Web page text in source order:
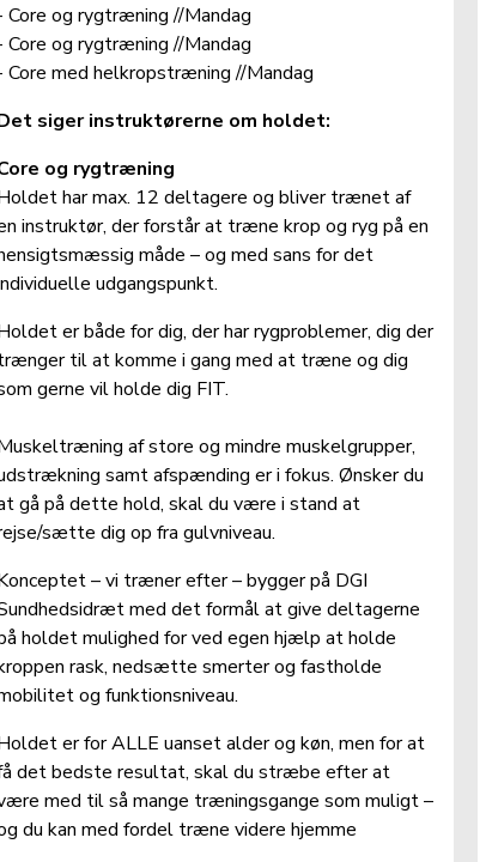
Core og rygtræning //Mandag
Core og rygtræning //Mandag
Core med helkropstræning //Mandag
siger instruktørerne om holdet:
og rygtræning
har max. 12 deltagere og bliver trænet af
instruktør, der forstår at træne krop og ryg på en
måde – og med sans for det
udgangspunkt.
er både for dig, der har rygproblemer, dig der
til at komme i gang med at træne og dig
gerne vil holde dig FIT.
af store og mindre muskelgrupper,
samt afspænding er i fokus. Ønsker du
gå på dette hold, skal du være i stand at
sætte dig op fra gulvniveau.
– vi træner efter – bygger på DGI
med det formål at give deltagerne
holdet mulighed for ved egen hjælp at holde
rask, nedsætte smerter og fastholde
og funktionsniveau.
er for ALLE uanset alder og køn, men for at
det bedste resultat, skal du stræbe efter at
med til så mange træningsgange som muligt –
du kan med fordel træne videre hjemme